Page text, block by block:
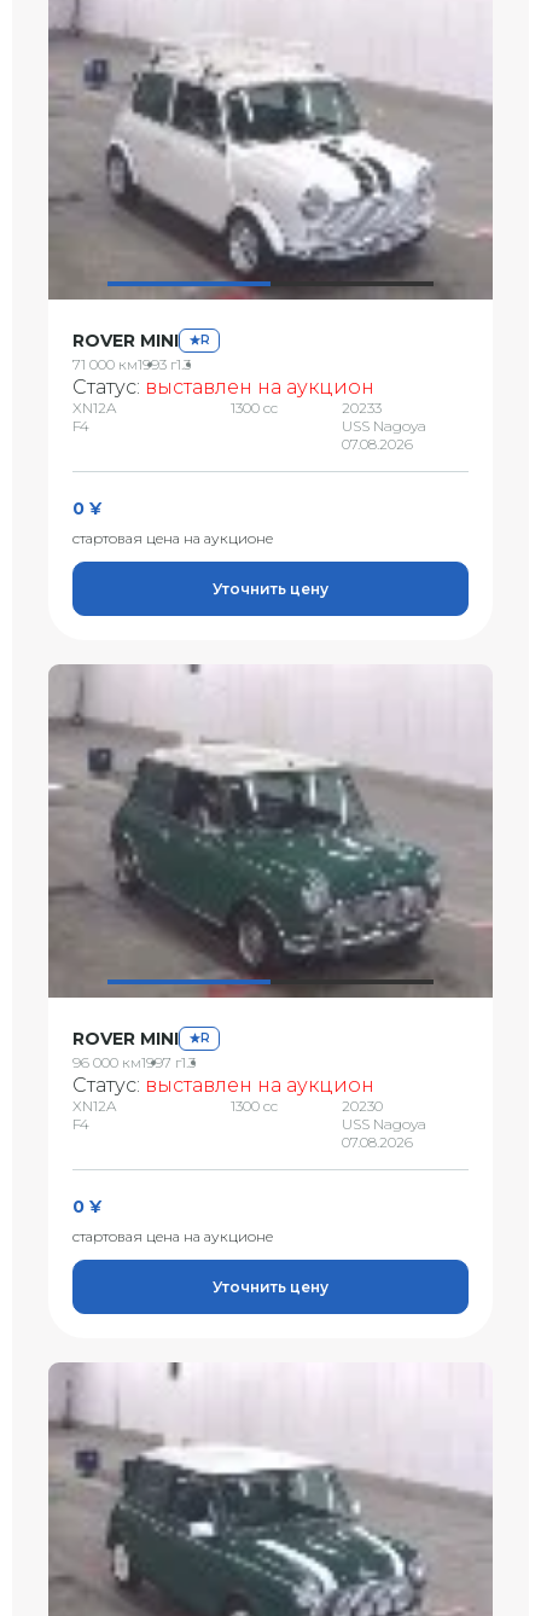
ROVER MINI R
71 000 км1993 г1.3
Статус: выставлен на аукцион
XN12A
F4
1300 сс
20233
USS Nagoya
07.08.2026
0 ¥
стартовая цена на аукционе
Уточнить цену
ROVER MINI R
96 000 км1997 г1.3
Статус: выставлен на аукцион
XN12A
F4
1300 сс
20230
USS Nagoya
07.08.2026
0 ¥
стартовая цена на аукционе
Уточнить цену